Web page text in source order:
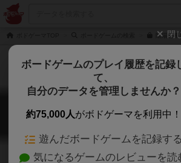
陰陽差
阴阳差事录（陰陽差
yin yang chai shi lu
閉
ボードゲームのプレイ履歴を記録
て、
自分のデータを管理しませんか？
約75,000人がボドゲーマを利用中！
遊んだボードゲームを記録する
気になるゲームのレビューを読